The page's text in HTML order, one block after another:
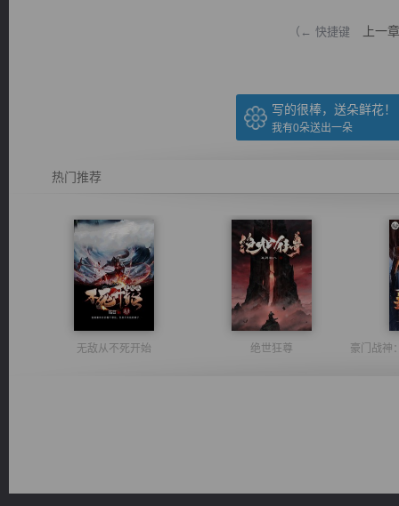
（← 快捷键 上一章
写的很棒，送朵鲜花！
我有0朵送出一朵
热门推荐
无敌从不死开始 绝世狂尊